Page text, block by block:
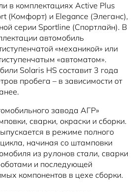
в комплектациях Active Plus
(Комфорт) и Elegance (Элеганс),
серии Sportline (Спортлайн). В
автомобиль
«механикой» или
«автоматом».
Solaris HS составит 3 года
пробега – в зависимости от
завода АГР»
сварки, окраски и сборки.
в режиме полного
начиная со штамповки
из рулонов стали, сварки
и последующей
компонентов в цехе сборки.